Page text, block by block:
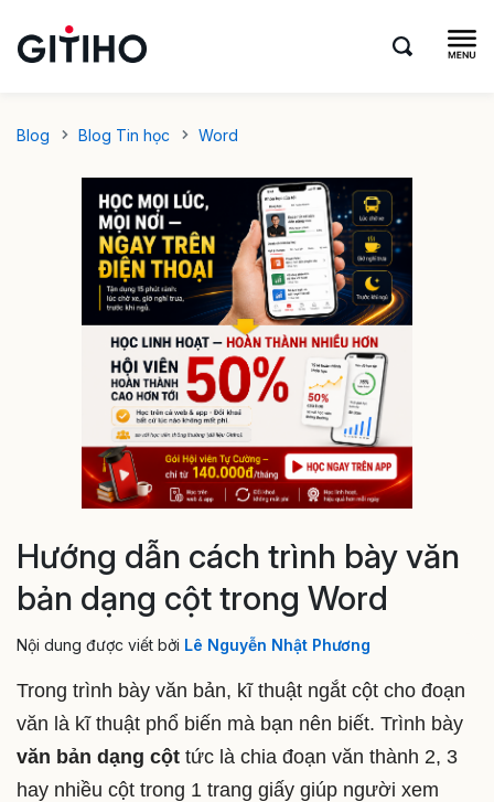
Blog Blog Tin học Word
Hướng dẫn cách trình bày văn
bản dạng cột trong Word
Nội dung được viết bởi Lê Nguyễn Nhật Phương
Trong trình bày văn bản, kĩ thuật ngắt cột cho đoạn
văn là kĩ thuật phổ biến mà bạn nên biết. Trình bày
văn bản dạng cột tức là chia đoạn văn thành 2, 3
hay nhiều cột trong 1 trang giấy giúp người xem